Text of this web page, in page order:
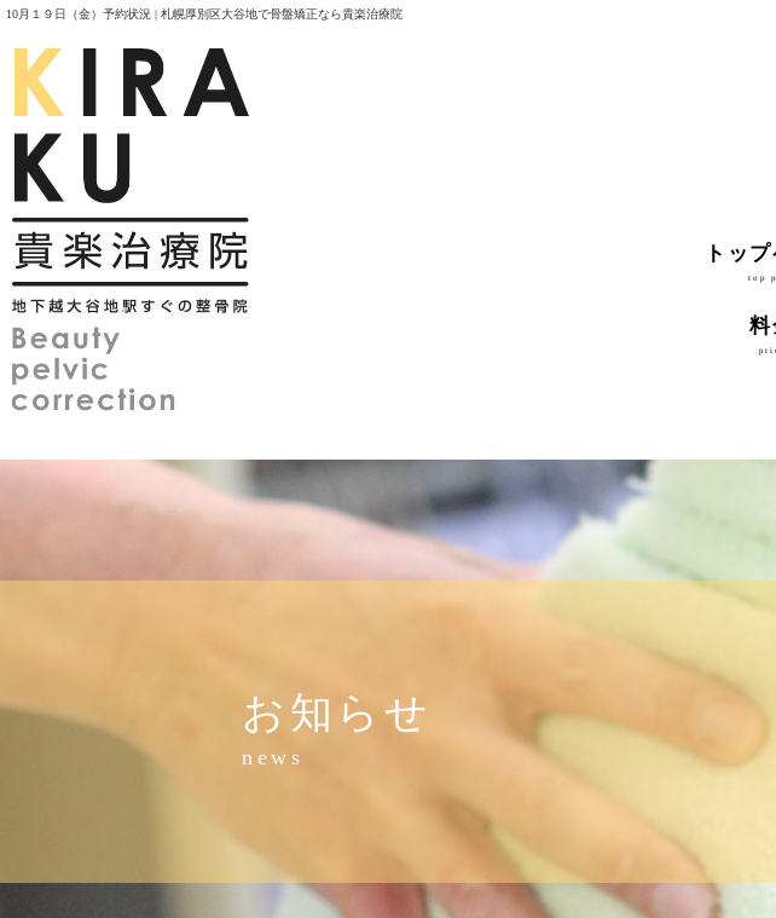
10月１９日（金）予約状況 | 札幌厚別区大谷地で骨盤矯正なら貴楽治療院
トッ
top
料
お知らせ
news